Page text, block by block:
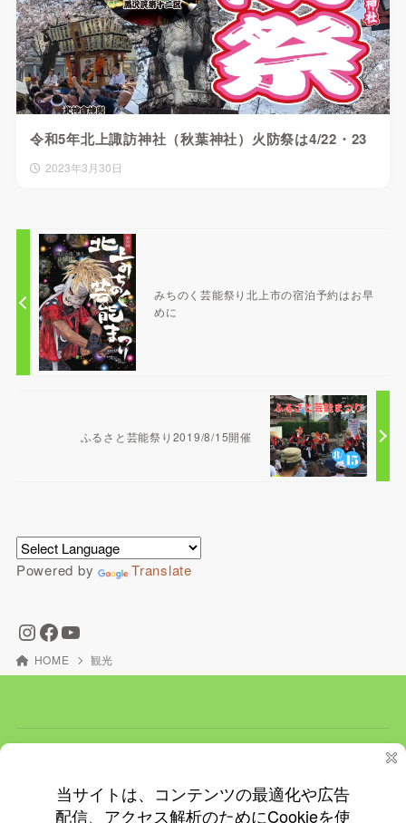
令和5年北上諏訪神社（秋葉神社）火防祭は4/22・23
2023年3月30日
みちのく芸能祭り北上市の宿泊予約はお早
めに
ふるさと芸能祭り2019/8/15開催
Powered by Translate
HOME 観光
ＮＥＷＳ